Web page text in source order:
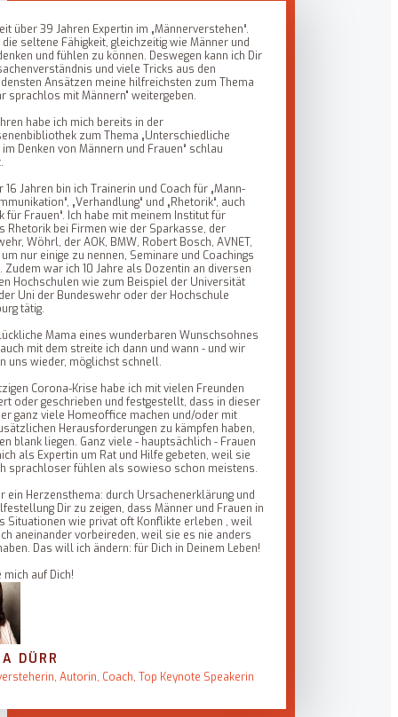
über 39 Jahren Expertin im „Männerverstehen“.
die seltene Fähigkeit, gleichzeitig wie Männer und
und fühlen zu können. Deswegen kann ich Dir
und viele Tricks aus den
Ansätzen meine hilfreichsten zum Thema
sprachlos mit Männern" weitergeben.
habe ich mich bereits in der
zum Thema „Unterschiedliche
Denken von Männern und Frauen“ schlau
16 Jahren bin ich Trainerin und Coach für „Mann-
„Verhandlung“ und „Rhetorik“, auch
für Frauen“. Ich habe mit meinem Institut für
Rhetorik bei Firmen wie der Sparkasse, der
Wöhrl, der AOK, BMW, Robert Bosch, AVNET,
nur einige zu nennen, Seminare und Coachings
Zudem war ich 10 Jahre als Dozentin an diversen
Hochschulen wie zum Beispiel der Universität
Uni der Bundeswehr oder der Hochschule
tätig.
Mama eines wunderbaren Wunschsohnes
mit dem streite ich dann und wann - und wir
uns wieder, möglichst schnell.
Corona-Krise habe ich mit vielen Freunden
oder geschrieben und festgestellt, dass in dieser
ganz viele Homeoffice machen und/oder mit
Herausforderungen zu kämpfen haben,
blank liegen. Ganz viele - hauptsächlich - Frauen
als Expertin um Rat und Hilfe gebeten, weil sie
sprachloser fühlen als sowieso schon meistens.
ein Herzensthema: durch Ursachenerklärung und
Dir zu zeigen, dass Männer und Frauen in
Situationen wie privat oft Konflikte erleben , weil
aneinander vorbeireden, weil sie es nie anders
Das will ich ändern: für Dich in Deinem Leben!
mich auf Dich!
DÜRR
Autorin, Coach, Top Keynote Speakerin